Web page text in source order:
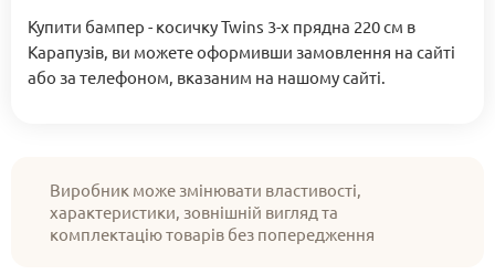
Купити бампер - косичку Twins 3-х прядна 220 см в
Карапузів, ви можете оформивши замовлення на сайті
або за телефоном, вказаним на нашому сайті.
Виробник може змінювати властивості,
характеристики, зовнішній вигляд та
комплектацію товарів без попередження